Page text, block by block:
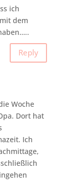
ich
dem
Reply
Woche
Dort hat
Ich